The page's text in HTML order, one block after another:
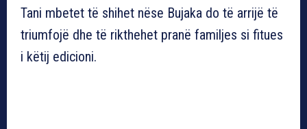
Tani mbetet të shihet nëse Bujaka do të arrijë të
triumfojë dhe të rikthehet pranë familjes si fitues
i këtij edicioni.